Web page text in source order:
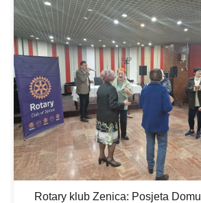
Rotary klub Zenica: Posjeta Domu